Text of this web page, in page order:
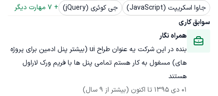
جاوا اسکریپت (JavaScript)
جی کوئری (jQuery) +
7 مهارت دیگر
سوابق کاری
همراه نگار
بنده در این شرکت یه عنوان طراح ui (بیشتر پنل ادمین برای پروژه
های) مسغول به کار هستم تمامی پنل ها با فریم ورک لاراول
هستند
01 دی 1395
تا اکنون (بیشتر از 9 سال)